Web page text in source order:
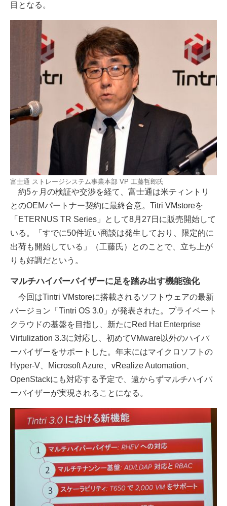
目となる。
富士通 ストレージシステム事業本部 VP 工藤哲郎氏
約5ヶ月の検証や交渉を経て、富士通は米ティントリ
とのOEMパートナー契約に最終合意。Titri VMstoreを
「ETERNUS TR Series」として8月27日に販売開始して
いる。「すでに50件近い商談は発生しており、限定的に
出荷も開始している」（工藤氏）とのことで、立ち上が
りも好調だという。
マルチハイパーバイザーに足を踏み出す機能強化
今回はTintri VMstoreに搭載されるソフトウェアの最新
バージョン「Tintri OS 3.0」が発表された。プライベート
クラウドの基盤を目指し、新たにRed Hat Enterprise
Virtulization 3.3に対応し、初めてVMware以外のハイパ
ーバイザーをサポートした。年末にはマイクロソフトの
Hyper-V、Microsoft Azure、vRealize Automation、
OpenStackにも対応する予定で、遠からずマルチハイパ
ーバイザーが実現されることになる。